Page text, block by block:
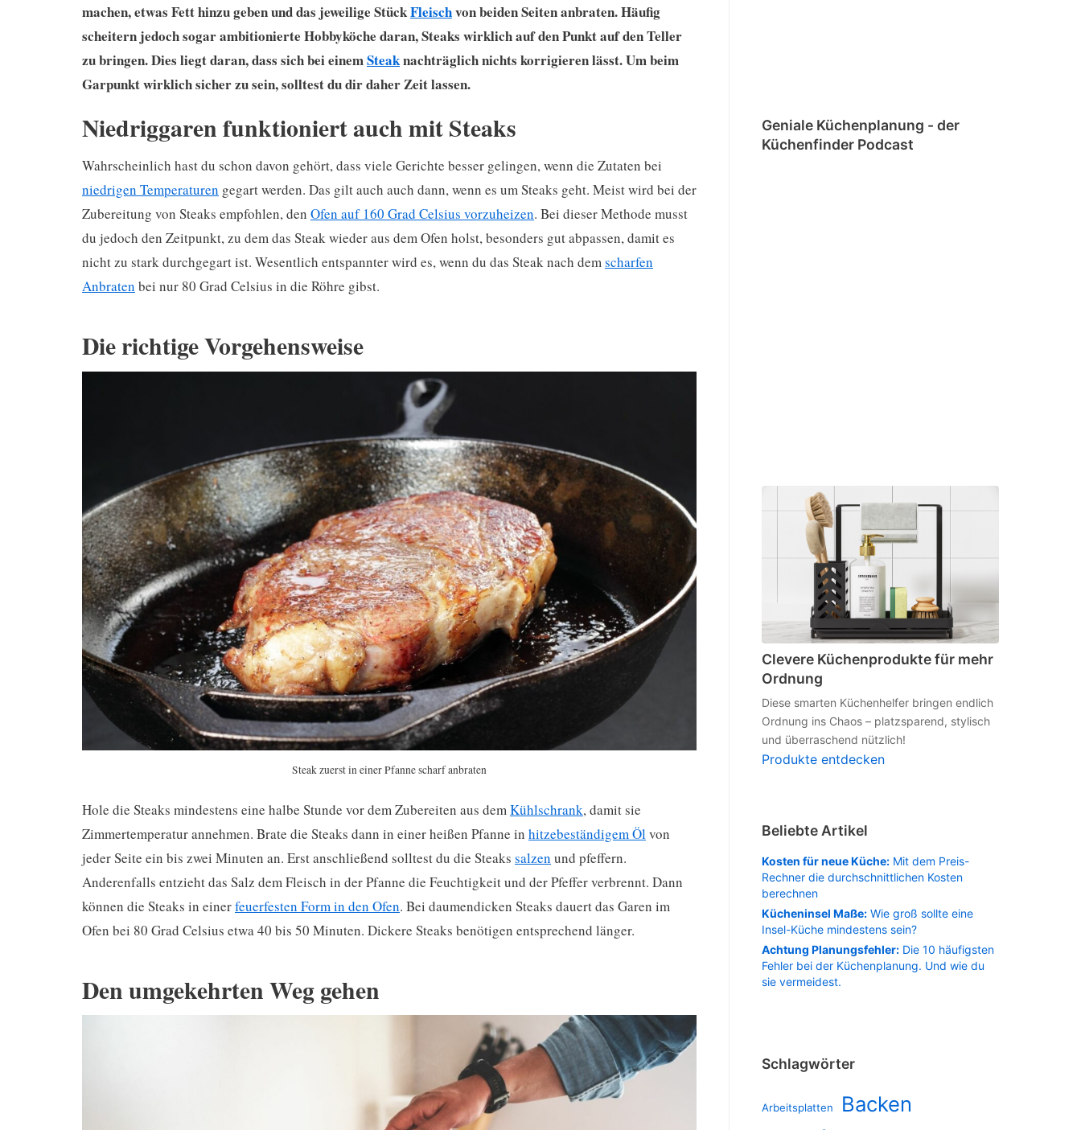
machen, etwas Fett hinzu geben und das jeweilige StückFleischvon beiden Seiten anbraten. Häufig
scheitern jedoch sogar ambitionierte Hobbyköche daran, Steaks wirklich auf den Punkt auf den Teller
zu bringen. Dies liegt daran, dass sich bei einemSteaknachträglich nichts korrigieren lässt. Um beim
Garpunkt wirklich sicher zu sein, solltest du dir daher Zeit lassen.
Niedriggaren funktioniert auch mit Steaks
Wahrscheinlich hast du schon davon gehört, dass viele Gerichte besser gelingen, wenn die Zutaten bei
niedrigen Temperaturen gegart werden. Das gilt auch auch dann, wenn es um Steaks geht. Meist wird bei der
Zubereitung von Steaks empfohlen, den Ofen auf 160 Grad Celsius vorzuheizen. Bei dieser Methode musst
du jedoch den Zeitpunkt, zu dem das Steak wieder aus dem Ofen holst, besonders gut abpassen, damit es
nicht zu stark durchgegart ist. Wesentlich entspannter wird es, wenn du das Steak nach demscharfen
Anbraten bei nur 80 Grad Celsius in die Röhre gibst.
Die richtige Vorgehensweise
Steak zuerst in einer Pfanne scharf anbraten
Hole die Steaks mindestens eine halbe Stunde vor dem Zubereiten aus dem Kühlschrank, damit sie
Zimmertemperatur annehmen. Brate die Steaks dann in einer heißen Pfanne in hitzebeständigem Öl von
jeder Seite ein bis zwei Minuten an. Erst anschließend solltest du die Steaks salzen und pfeffern.
Anderenfalls entzieht das Salz dem Fleisch in der Pfanne die Feuchtigkeit und der Pfeffer verbrennt. Dann
können die Steaks in einerfeuerfesten Form in den Ofen. Bei daumendicken Steaks dauert das Garen im
Ofen bei 80 Grad Celsius etwa 40 bis 50 Minuten. Dickere Steaks benötigen entsprechend länger.
Den umgekehrten Weg gehen
Geniale Küchenplanung - der
Küchenfinder Podcast
Clevere Küchenprodukte für mehr
Ordnung
Diese smarten Küchenhelfer bringen endlich
Ordnung ins Chaos – platzsparend, stylisch
und überraschend nützlich!
Produkte entdecken
Beliebte Artikel
Kosten für neue Küche: Mit dem Preis-
Rechner die durchschnittlichen Kosten
berechnen
Kücheninsel Maße: Wie groß sollte eine
Insel-Küche mindestens sein?
Achtung Planungsfehler: Die 10 häufigsten
Fehler bei der Küchenplanung. Und wie du
sie vermeidest.
Schlagwörter
Arbeitsplatten Backen